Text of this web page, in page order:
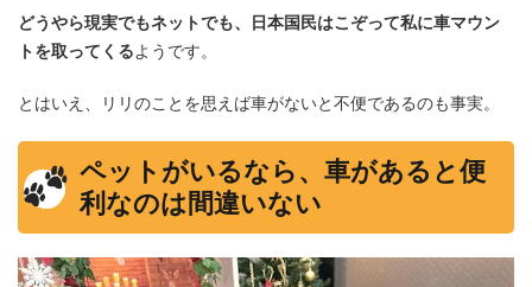
どうやら現実でもネットでも、日本国民はこぞって私に車マウン
トを取ってくるようです。
とはいえ、リリのことを思えば車がないと不便であるのも事実。
ペットがいるなら、車があると便
利なのは間違いない